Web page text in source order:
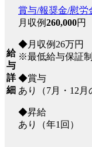
給
与
詳
細
賞与/報奨金/慰労
月収例260,000円
◆月収例26万円
※最低給与保証
◆賞与
あり（7月・12月
◆昇給
あり（年1回）